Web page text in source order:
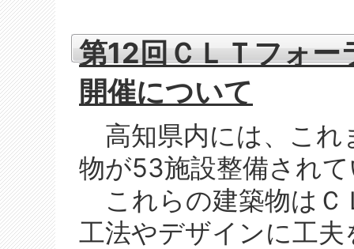
第12回ＣＬＴフォ
開催について
高知県内には、これ
物が53施設整備され
これらの建築物はＣ
工法やデザインに工